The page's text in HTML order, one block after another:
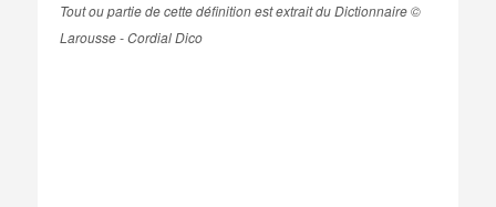
Tout ou partie de cette définition est extrait du Dictionnaire ©
Larousse - Cordial Dico